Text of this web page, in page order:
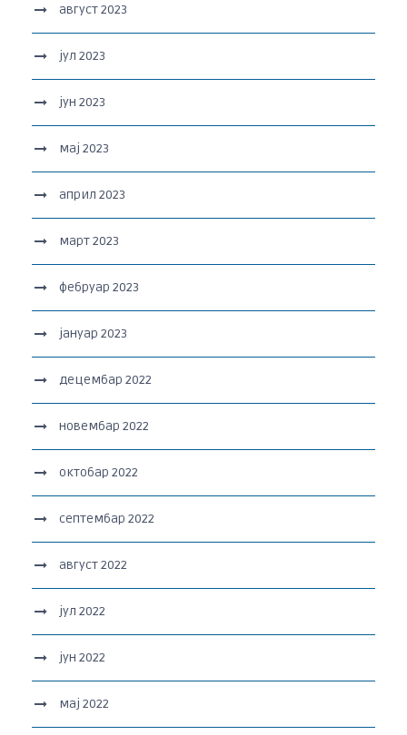
август 2023
јул 2023
јун 2023
мај 2023
април 2023
март 2023
фебруар 2023
јануар 2023
децембар 2022
новембар 2022
октобар 2022
септембар 2022
август 2022
јул 2022
јун 2022
мај 2022